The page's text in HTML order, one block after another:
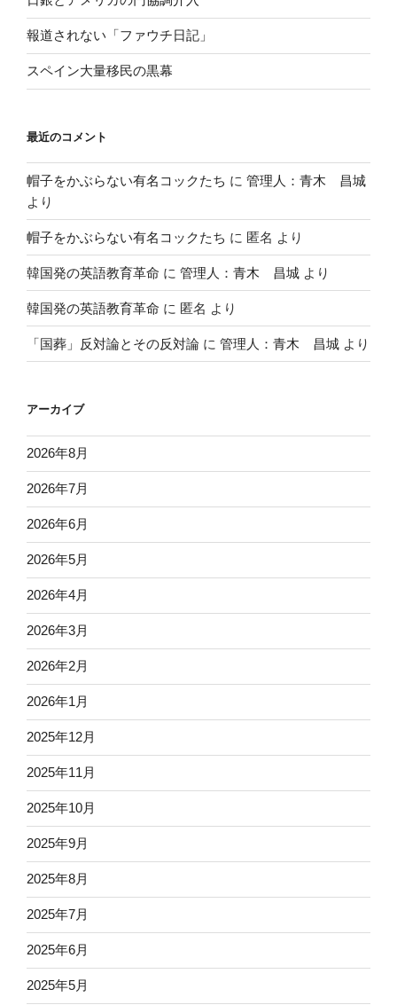
報道されない「ファウチ日記」
スペイン大量移民の黒幕
最近のコメント
帽子をかぶらない有名コックたち に 管理人：青木 昌城
より
帽子をかぶらない有名コックたち に 匿名 より
韓国発の英語教育革命 に 管理人：青木 昌城 より
韓国発の英語教育革命 に 匿名 より
「国葬」反対論とその反対論 に 管理人：青木 昌城 より
アーカイブ
2026年8月
2026年7月
2026年6月
2026年5月
2026年4月
2026年3月
2026年2月
2026年1月
2025年12月
2025年11月
2025年10月
2025年9月
2025年8月
2025年7月
2025年6月
2025年5月